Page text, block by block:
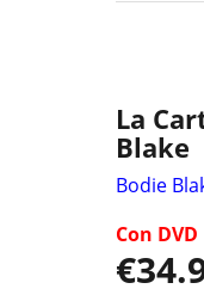
La
Blake
Bodie
Con DVD
€